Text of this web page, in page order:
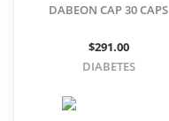
DABEON CAP 30 CAPS
$291.00
DIABETES